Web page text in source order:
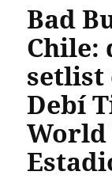
Bad
Chile:
setlist
Debí
World